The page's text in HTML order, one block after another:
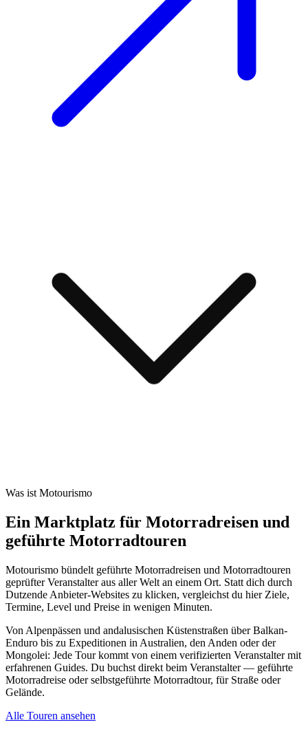
Was ist Motourismo
Ein Marktplatz für Motorradreisen und
geführte Motorradtouren
Motourismo bündelt geführte Motorradreisen und Motorradtouren
geprüfter Veranstalter aus aller Welt an einem Ort. Statt dich durch
Dutzende Anbieter-Websites zu klicken, vergleichst du hier Ziele,
Termine, Level und Preise in wenigen Minuten.
Von Alpenpässen und andalusischen Küstenstraßen über Balkan-
Enduro bis zu Expeditionen in Australien, den Anden oder der
Mongolei: Jede Tour kommt von einem verifizierten Veranstalter mit
erfahrenen Guides. Du buchst direkt beim Veranstalter — geführte
Motorradreise oder selbstgeführte Motorradtour, für Straße oder
Gelände.
Alle Touren ansehen